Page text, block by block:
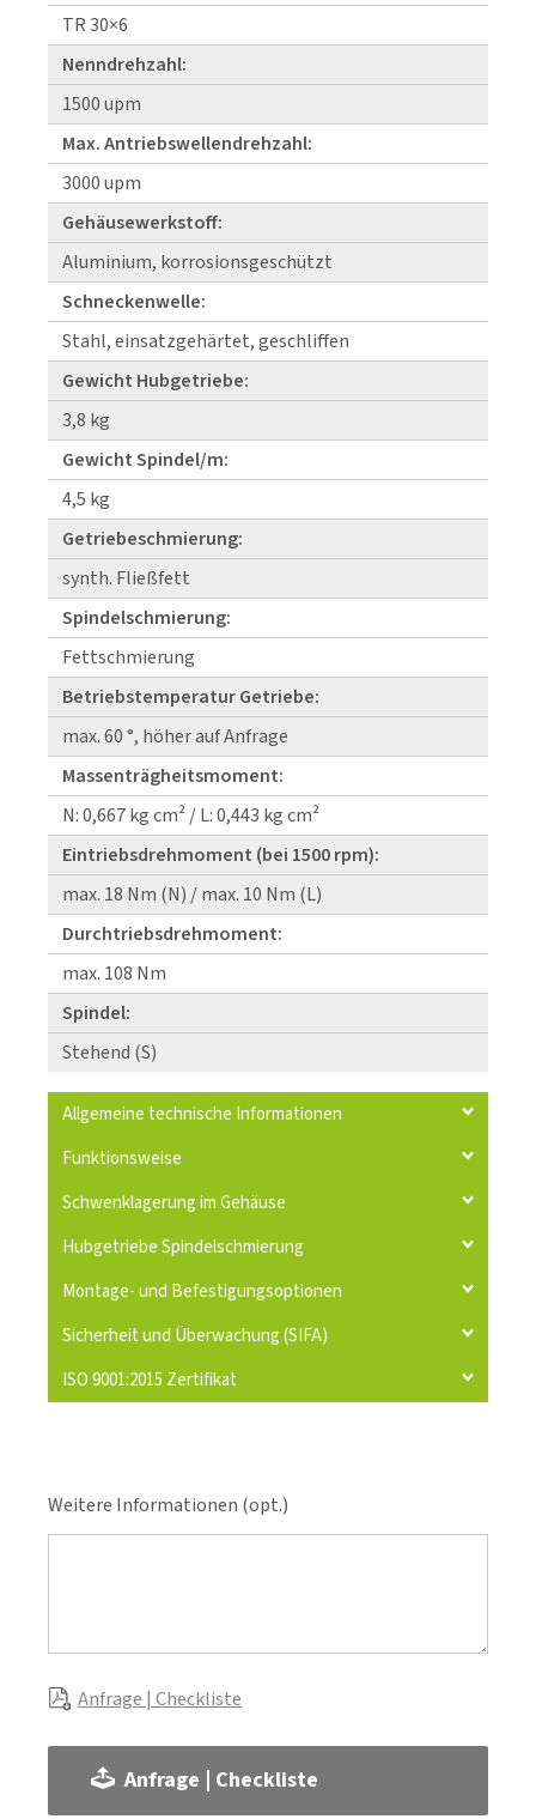
TR 30×6
Nenndrehzahl:
1500 upm
Max. Antriebswellendrehzahl:
3000 upm
Gehäusewerkstoff:
Aluminium, korrosionsgeschützt
Schneckenwelle:
Stahl, einsatzgehärtet, geschliffen
Gewicht Hubgetriebe:
3,8 kg
Gewicht Spindel/m:
4,5 kg
Getriebeschmierung:
synth. Fließfett
Spindelschmierung:
Fettschmierung
Betriebstemperatur Getriebe:
max. 60 °, höher auf Anfrage
Massenträgheitsmoment:
N: 0,667 kg cm² / L: 0,443 kg cm²
Eintriebsdrehmoment (bei 1500 rpm):
max. 18 Nm (N) / max. 10 Nm (L)
Durchtriebsdrehmoment:
max. 108 Nm
Spindel:
Stehend (S)
Allgemeine technische Informationen
Funktionsweise
Schwenklagerung im Gehäuse
Hubgetriebe Spindelschmierung
Montage- und Befestigungsoptionen
Sicherheit und Überwachung (SIFA)
ISO 9001:2015 Zertifikat
Weitere Informationen (opt.)
Anfrage | Checkliste
Anfrage | Checkliste